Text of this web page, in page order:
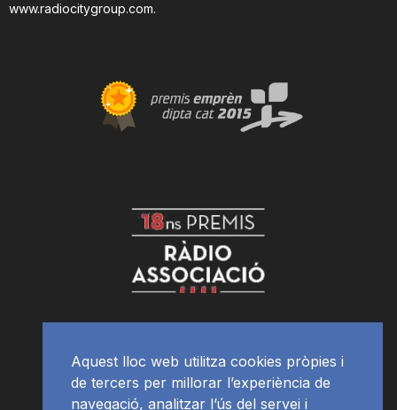
www.radiocitygroup.com.
Aquest lloc web utilitza cookies pròpies i
de tercers per millorar l’experiència de
navegació, analitzar l’ús del servei i